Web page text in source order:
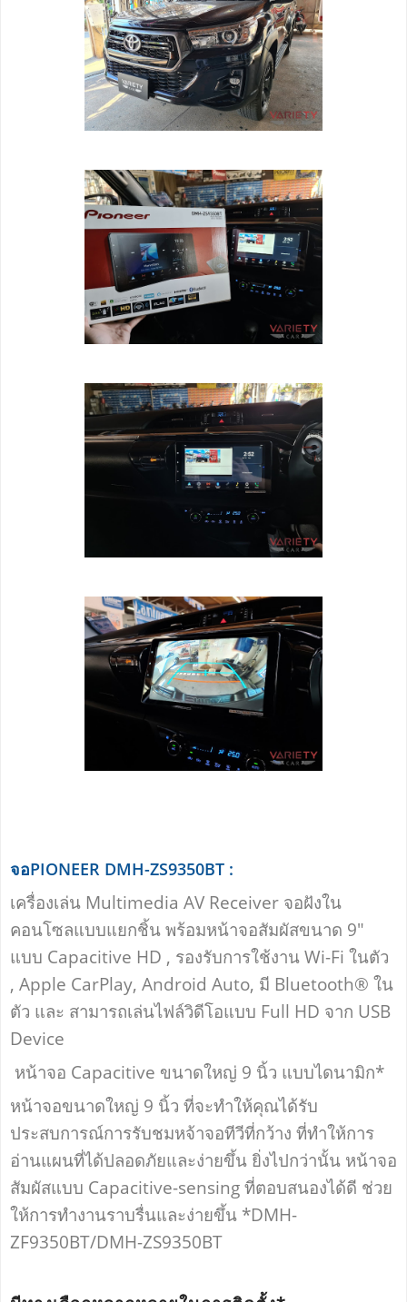
จอPIONEER DMH-ZS9350BT :
เครื่องเล่น Multimedia AV Receiver จอฝังใน
คอนโซลแบบแยกชิ้น พร้อมหน้าจอสัมผัสขนาด 9"
แบบ Capacitive HD , รองรับการใช้งาน Wi-Fi ในตัว
, Apple CarPlay, Android Auto, มี Bluetooth® ใน
ตัว และ สามารถเล่นไฟล์วิดีโอแบบ Full HD จาก USB
Device
หน้าจอ Capacitive ขนาดใหญ่ 9 นิ้ว แบบไดนามิก*
หน้าจอขนาดใหญ่ 9 นิ้ว ที่จะทำให้คุณได้รับ
ประสบการณ์การรับชมหจ้าจอทีวีที่กว้าง ที่ทำให้การ
อ่านแผนที่ได้ปลอดภัยและง่ายขึ้น ยิ่งไปกว่านั้น หน้าจอ
สัมผัสแบบ Capacitive-sensing ที่ตอบสนองได้ดี ช่วย
ให้การทำงานราบรื่นและง่ายขึ้น *DMH-
ZF9350BT/DMH-ZS9350BT